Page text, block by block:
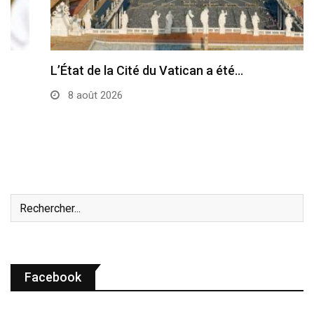
L’État de la Cité du Vatican a été…
8 août 2026
Facebook